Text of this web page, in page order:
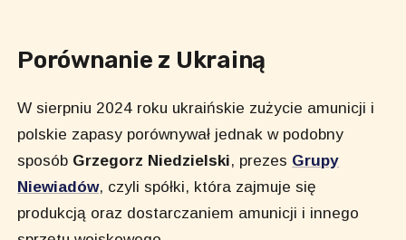
Porównanie z Ukrainą
W sierpniu 2024 roku ukraińskie zużycie amunicji i
polskie zapasy porównywał jednak w podobny
sposób Grzegorz Niedzielski, prezes Grupy
Niewiadów, czyli spółki, która zajmuje się
produkcją oraz dostarczaniem amunicji i innego